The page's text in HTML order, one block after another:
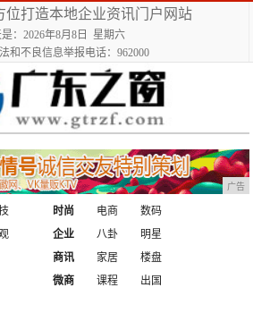
位打造本地企业资讯门户网站
：2026年8月8日 星期六
和不良信息举报电话：962000
广告
时尚 电商
数码
企业
八卦
明星
商讯 家居
楼盘
微商
课程
出国